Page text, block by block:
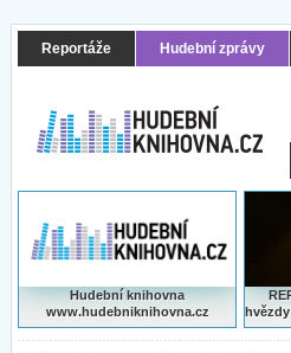
Reportáže Hudební zprávy
Hudební knihovna
www.hudebniknihovna.cz